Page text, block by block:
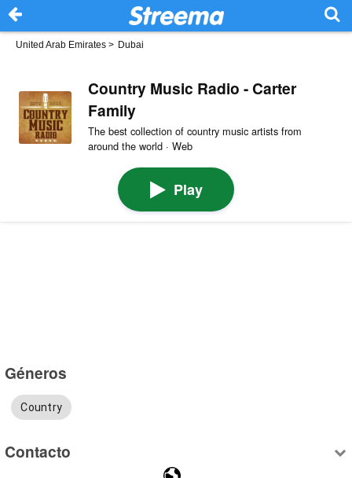
United Arab Emirates > Dubai
Country Music Radio - Carter
Family
The best collection of country music artists from
around the world · Web
Play
Géneros
Country
Contacto